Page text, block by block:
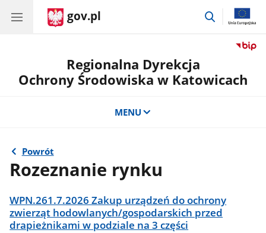
gov.pl
przejdź
Regionalna Dyrekcja
Ochrony Środowiska w Katowicach
MENU
Powrót
Rozeznanie rynku
WPN.261.7.2026 Zakup urządzeń do ochrony
zwierząt hodowlanych/gospodarskich przed
drapieżnikami w podziale na 3 części